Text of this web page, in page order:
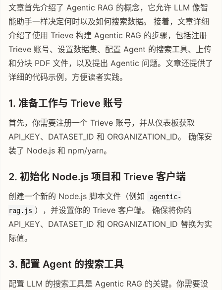
文章首先介绍了 Agentic RAG 的概念，它允许 LLM 像智
能助手一样决定何时以及如何搜索数据。 接着，文章详细
介绍了使用 Trieve 构建 Agentic RAG 的步骤，包括注册
Trieve 账号、设置数据集、配置 Agent 的搜索工具、上传
和分块 PDF 文件，以及提出 Agentic 问题。文章还提供了
详细的代码示例，方便读者实践。
1. 准备工作与 Trieve 账号
首先，你需要注册一个 Trieve 账号，并从仪表板获取
API_KEY、DATASET_ID 和 ORGANIZATION_ID。 确保安
装了 Node.js 和 npm/yarn。
2. 初始化 Node.js 项目和 Trieve 客户端
创建一个新的 Node.js 脚本文件（例如
agentic-
rag.js ），并设置你的 Trieve 客户端。 确保将你的
API_KEY、DATASET_ID 和 ORGANIZATION_ID 替换为实
际值。
3. 配置 Agent 的搜索工具
配置 LLM 的搜索工具是 Agentic RAG 的关键。你需要设